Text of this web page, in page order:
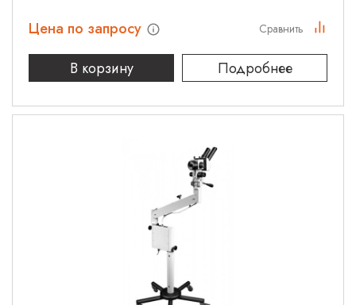
Цена по запросу
В корзину
Подробнее
Сравнить